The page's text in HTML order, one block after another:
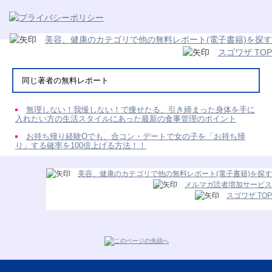
美容、健康のカテゴリで他の無料レポート(電子書籍)を探す
スゴワザ TOP
同じ著者の無料レポート
無理しない！我慢しない！で痩せたる、引き締まった身体を手に
入れたい方の生活スタイルにあった最新の食事管理のポイント
お持ち帰り経験Oでも、合コン・デートで女の子を「お持ち帰
り」する確率を100倍上げる方法！！
美容、健康のカテゴリで他の無料レポート(電子書籍)を探す
メルマガ読者増加サービス
スゴワザ TOP